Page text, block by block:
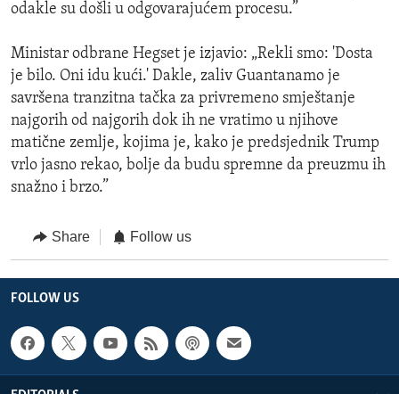
odakle su došli u odgovarajućem procesu.”
Ministar odbrane Hegset je izjavio: „Rekli smo: 'Dosta
je bilo. Oni idu kući.' Dakle, zaliv Guantanamo je
savršena tranzitna tačka za privremeno smještanje
najgorih od najgorih dok ih ne vratimo u njihove
matične zemlje, kojima je, kako je predsjednik Trump
vrlo jasno rekao, bolje da budu spremne da preuzmu ih
snažno i brzo.”
Share Follow us
FOLLOW US